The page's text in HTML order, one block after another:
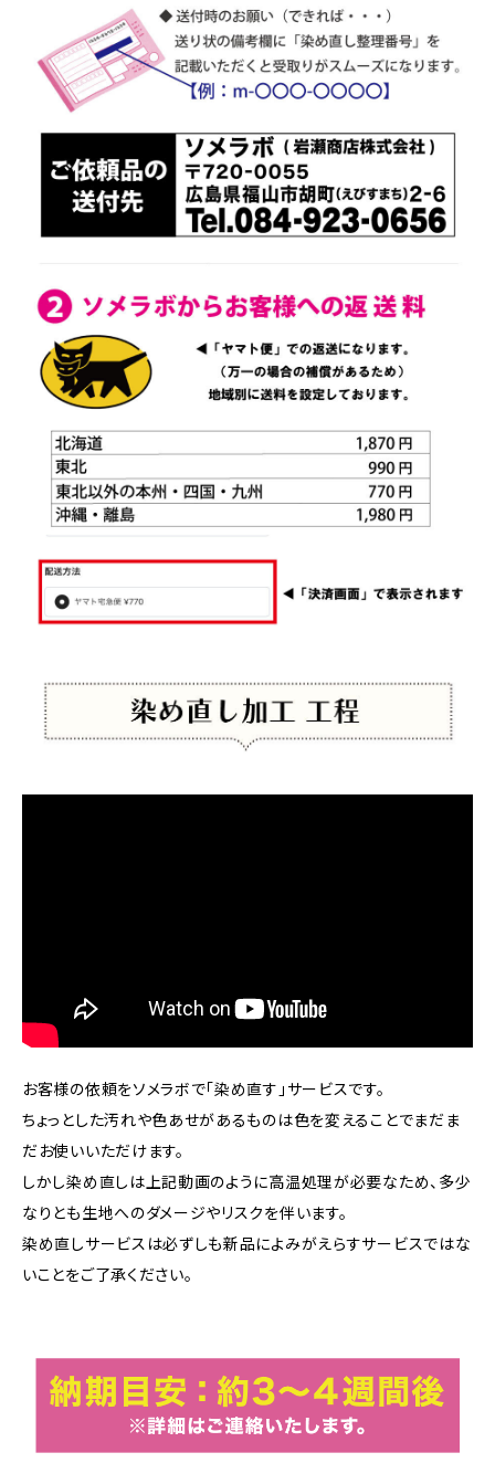
お客様の依頼をソメラボで「染め直す」サービスです。
ちょっとした汚れや色あせがあるものは色を変えることでまだま
だお使いいただけます。
しかし染め直しは上記動画のように高温処理が必要なため、多少
なりとも生地へのダメージやリスクを伴います。
染め直しサービスは必ずしも新品によみがえらすサービスではな
いことをご了承ください。